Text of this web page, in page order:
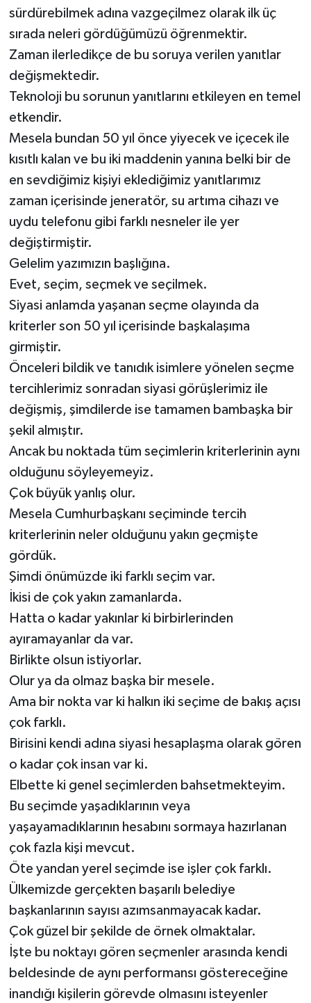
sürdürebilmek adına vazgeçilmez olarak ilk üç
sırada neleri gördüğümüzü öğrenmektir.
Zaman ilerledikçe de bu soruya verilen yanıtlar
değişmektedir.
Teknoloji bu sorunun yanıtlarını etkileyen en temel
etkendir.
Mesela bundan 50 yıl önce yiyecek ve içecek ile
kısıtlı kalan ve bu iki maddenin yanına belki bir de
en sevdiğimiz kişiyi eklediğimiz yanıtlarımız
zaman içerisinde jeneratör, su artıma cihazı ve
uydu telefonu gibi farklı nesneler ile yer
değiştirmiştir.
Gelelim yazımızın başlığına.
Evet, seçim, seçmek ve seçilmek.
Siyasi anlamda yaşanan seçme olayında da
kriterler son 50 yıl içerisinde başkalaşıma
girmiştir.
Önceleri bildik ve tanıdık isimlere yönelen seçme
tercihlerimiz sonradan siyasi görüşlerimiz ile
değişmiş, şimdilerde ise tamamen bambaşka bir
şekil almıştır.
Ancak bu noktada tüm seçimlerin kriterlerinin aynı
olduğunu söyleyemeyiz.
Çok büyük yanlış olur.
Mesela Cumhurbaşkanı seçiminde tercih
kriterlerinin neler olduğunu yakın geçmişte
gördük.
Şimdi önümüzde iki farklı seçim var.
İkisi de çok yakın zamanlarda.
Hatta o kadar yakınlar ki birbirlerinden
ayıramayanlar da var.
Birlikte olsun istiyorlar.
Olur ya da olmaz başka bir mesele.
Ama bir nokta var ki halkın iki seçime de bakış açısı
çok farklı.
Birisini kendi adına siyasi hesaplaşma olarak gören
o kadar çok insan var ki.
Elbette ki genel seçimlerden bahsetmekteyim.
Bu seçimde yaşadıklarının veya
yaşayamadıklarının hesabını sormaya hazırlanan
çok fazla kişi mevcut.
Öte yandan yerel seçimde ise işler çok farklı.
Ülkemizde gerçekten başarılı belediye
başkanlarının sayısı azımsanmayacak kadar.
Çok güzel bir şekilde de örnek olmaktalar.
İşte bu noktayı gören seçmenler arasında kendi
beldesinde de aynı performansı göstereceğine
inandığı kişilerin görevde olmasını isteyenler